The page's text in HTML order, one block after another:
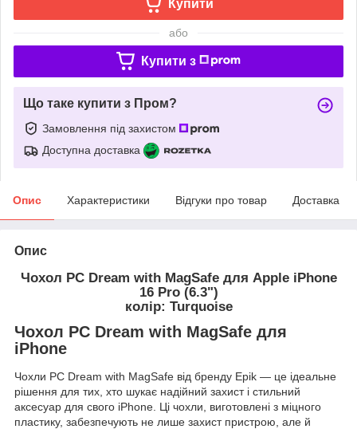
Купити
або
Купити з
Що таке купити з Пром?
Замовлення під захистом
Доступна доставка
Опис Характеристики Відгуки про товар Доставка
Опис
Чохол PC Dream with MagSafe для Apple iPhone
16 Pro (6.3")
колір: Turquoise
Чохол PC Dream with MagSafe для
iPhone
Чохли PC Dream with MagSafe від бренду Epik — це ідеальне
рішення для тих, хто шукає надійний захист і стильний
аксесуар для свого iPhone. Ці чохли, виготовлені з міцного
пластику, забезпечують не лише захист пристрою, але й